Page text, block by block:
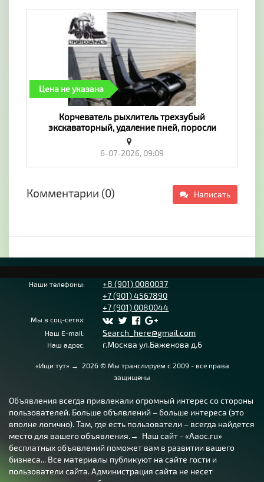
Цена не указана
Корчеватель рыхлитель трехзубый
экскаваторный, удаление пней, поросли
деревьев с помощью экскаватора -
«Транспорт»
6-07-2026, 09:09
Комментарии (0) Написать
Наши телефоны:
+8 (901) 0080037
+7 (901) 4567890
+7 (901) 0080044
Мы в соц-сетях:
Наш E-mail:
Search_here@gmail.com
Наш адрес: г.Москва ул.Баженова д.6
«Ищи тут» → 2026© Мы транслируем с 2009 - все права
защищены
Объявления всегда привлекали огромный интерес со стороны
пользователей. Больше объявлений – больше интереса (это
вполне логично). Там, где есть пользователи – всегда найдется
место для вашего объявления.→ Наш сайт - «Aaoc.ru»
бесплатных объявлений поможет вам в развитии вашего
бизнеса... Все материалы публикуют на сайте гости и
пользователи сайта. Администрация сайта не несет